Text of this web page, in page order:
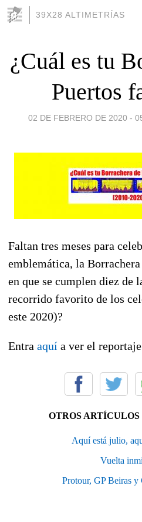
39X28 ALTIMETRÍAS
¿Cuál es tu
Puertos
02 DE FEBRERO DE 2020 -
Faltan tres meses para
emblemática, la
en que se cumplen diez de
recorrido favorito de los
este 2020)?
Entra aquí a ver el
OTROS
Aquí está julio,
Vuelta
Protour, GP Beiras